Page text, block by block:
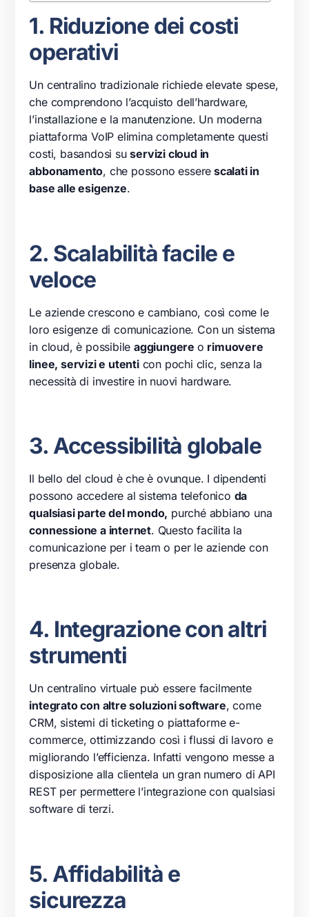
1. Riduzione dei costi
operativi
Un centralino tradizionale richiede elevate spese,
che comprendono l’acquisto dell’hardware,
l’installazione e la manutenzione. Un moderna
piattaforma VoIP elimina completamente questi
costi, basandosi suservizi cloud in
abbonamento, che possono essere scalati in
base alle esigenze.
2. Scalabilità facile e
veloce
Le aziende crescono e cambiano, così come le
loro esigenze di comunicazione. Con un sistema
in cloud, è possibile aggiungere o rimuovere
linee, servizi e utenticon pochi clic, senza la
necessità di investire in nuovi hardware.
3. Accessibilità globale
Il bello del cloud è che è ovunque. I dipendenti
possono accedere al sistema telefonico da
qualsiasi parte del mondo, purché abbiano una
connessione a internet. Questo facilita la
comunicazione per i team o per le aziende con
presenza globale.
4. Integrazione con altri
strumenti
Un centralino virtuale può essere facilmente
integrato con altre soluzioni software, come
CRM, sistemi di ticketing o piattaforme e-
commerce, ottimizzando così i flussi di lavoro e
migliorando l’efficienza. Infatti vengono messe a
disposizione alla clientela un gran numero di API
REST per permettere l’integrazione con qualsiasi
software di terzi.
5. Affidabilità e
sicurezza